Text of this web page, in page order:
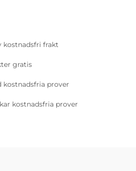
kostnadsfri frakt
gratis
kostnadsfria prover
kostnadsfria prover